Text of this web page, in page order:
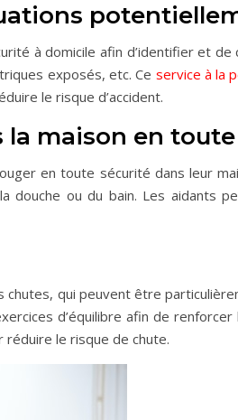
à domicile afin d’identifier et
exposés, etc. Ce service à la
le risque d’accident.
maison en
en toute sécurité dans leur
ou du bain. Les aidants
qui peuvent être
d’équilibre afin de renforcer
réduire le risque de chute.